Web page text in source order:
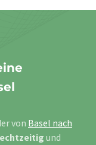
von Basel nach
und